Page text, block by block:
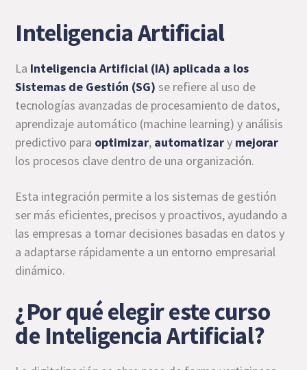
Inteligencia Artificial
La Inteligencia Artificial (IA) aplicada a los
Sistemas de Gestión (SG) se refiere al uso de
tecnologías avanzadas de procesamiento de datos,
aprendizaje automático (machine learning) y análisis
predictivo para optimizar, automatizary mejorar
los procesos clave dentro de una organización.
Esta integración permite a los sistemas de gestión
ser más eficientes, precisos y proactivos, ayudando a
las empresas a tomar decisiones basadas en datos y
a adaptarse rápidamente a un entorno empresarial
dinámico.
¿Por qué elegir este curso
de Inteligencia Artificial?